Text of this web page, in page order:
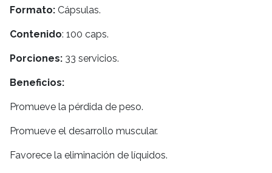
Formato: Cápsulas.
Contenido: 100 caps.
Porciones: 33 servicios.
Beneficios:
Promueve la pérdida de peso.
Promueve el desarrollo muscular.
Favorece la eliminación de líquidos.